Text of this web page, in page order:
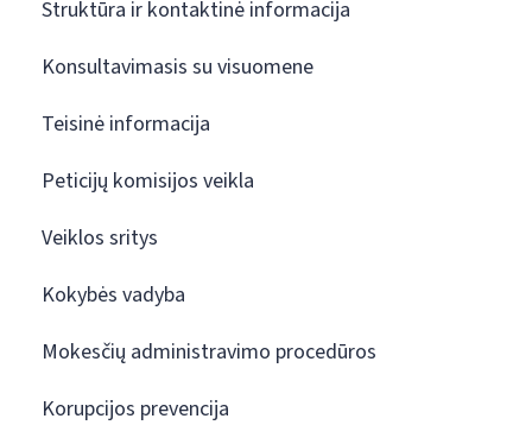
Struktūra ir kontaktinė informacija
Konsultavimasis su visuomene
Teisinė informacija
Peticijų komisijos veikla
Veiklos sritys
Kokybės vadyba
Mokesčių administravimo procedūros
Korupcijos prevencija